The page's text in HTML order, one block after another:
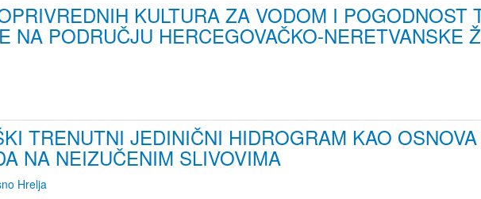
KULTURA ZA VODOM I POGODNOST
NA PODRUČJU HERCEGOVAČKO-NERETVANSKE
TRENUTNI JEDINIČNI HIDROGRAM KAO
NA NEIZUČENIM SLIVOVIMA
Hrelja